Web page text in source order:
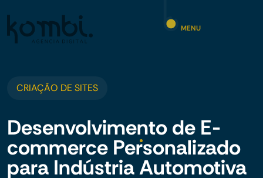
MENU
CRIAÇÃO DE SITES
Desenvolvimento de E-
commerce Personalizado
para Indústria Automotiva